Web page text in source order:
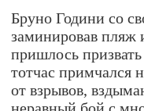
Бруно Години со
заминировав пляж
пришлось
тотчас примчался
от взрывов,